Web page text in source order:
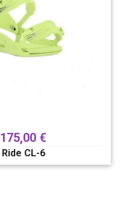
175,00 €
Ride CL-6